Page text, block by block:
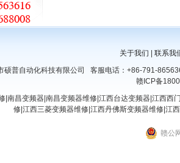
关于我们
联系我
硕普自动化科技有限公司 客服电话：+86-791-
赣ICP备
|南昌变频器|南昌变频器维修|江西台达变频器|江西
修|江西三菱变频器维修|江西丹佛斯变频器维修|江
赣公